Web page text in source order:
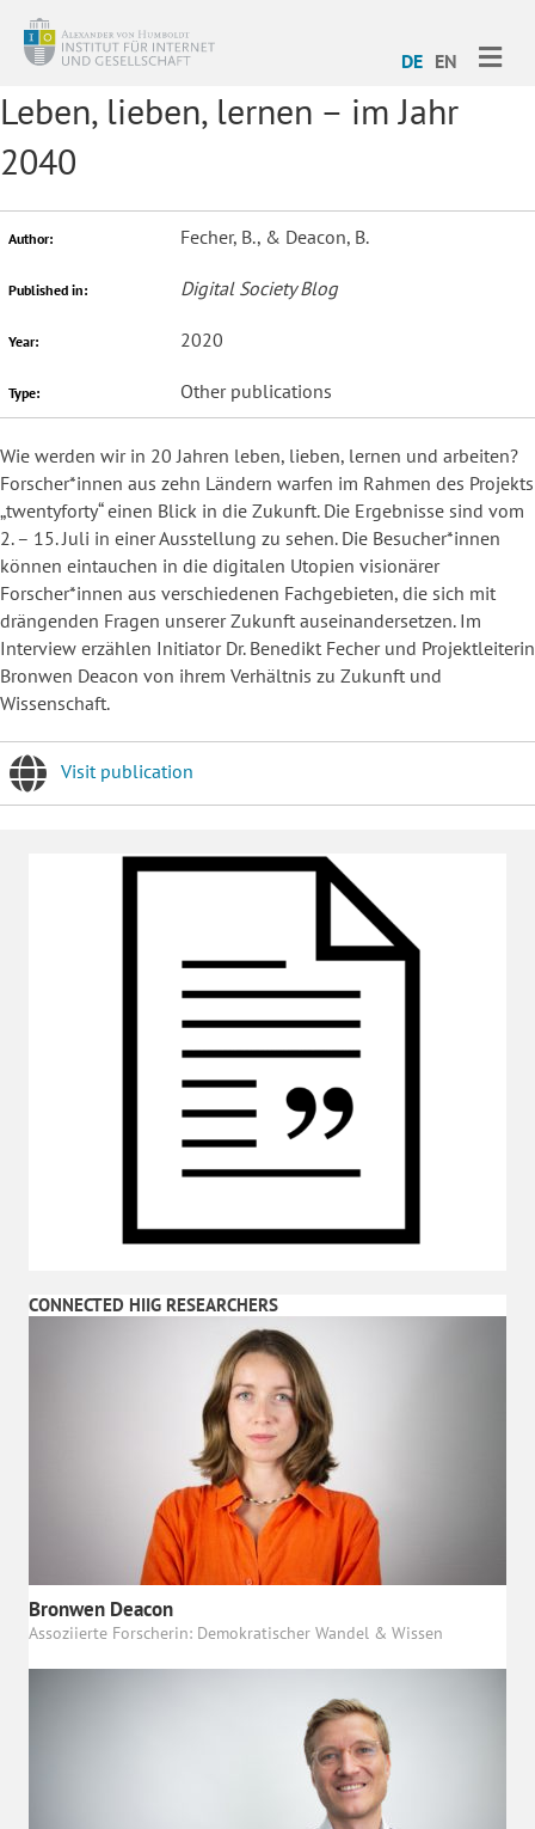
DE EN
Leben, lieben, lernen – im Jahr
2040
Author: Fecher, B., & Deacon, B.
Published in: Digital Society Blog
Year: 2020
Type: Other publications
Wie werden wir in 20 Jahren leben, lieben, lernen und arbeiten?
Forscher*innen aus zehn Ländern warfen im Rahmen des Projekts
„twentyforty“ einen Blick in die Zukunft. Die Ergebnisse sind vom
2. – 15. Juli in einer Ausstellung zu sehen. Die Besucher*innen
können eintauchen in die digitalen Utopien visionärer
Forscher*innen aus verschiedenen Fachgebieten, die sich mit
drängenden Fragen unserer Zukunft auseinandersetzen. Im
Interview erzählen Initiator Dr. Benedikt Fecher und Projektleiterin
Bronwen Deacon von ihrem Verhältnis zu Zukunft und
Wissenschaft.
Visit publication
CONNECTED HIIG RESEARCHERS
Bronwen Deacon
Assoziierte Forscherin: Demokratischer Wandel & Wissen